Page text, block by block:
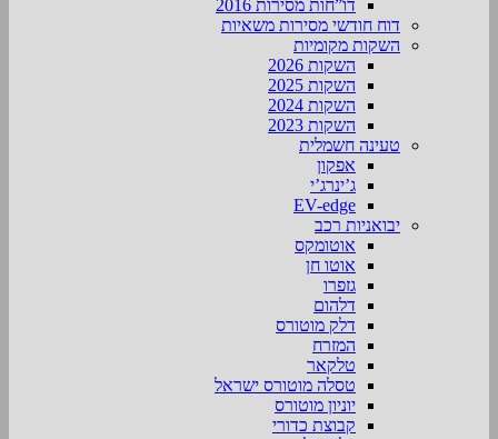
דו”חות מסירות 2016
דוח חודשי מסירות משאיות
השקות מקומיות
השקות 2026
השקות 2025
השקות 2024
השקות 2023
טעינה חשמלית
אפקון
ג’ינרג’י
EV-edge
יבואניות רכב
אוטומקס
אוטו חן
גזפרו
דלהום
דלק מוטורס
המזרח
טלקאר
טסלה מוטורס ישראל
יוניון מוטורס
קבוצת כדורי